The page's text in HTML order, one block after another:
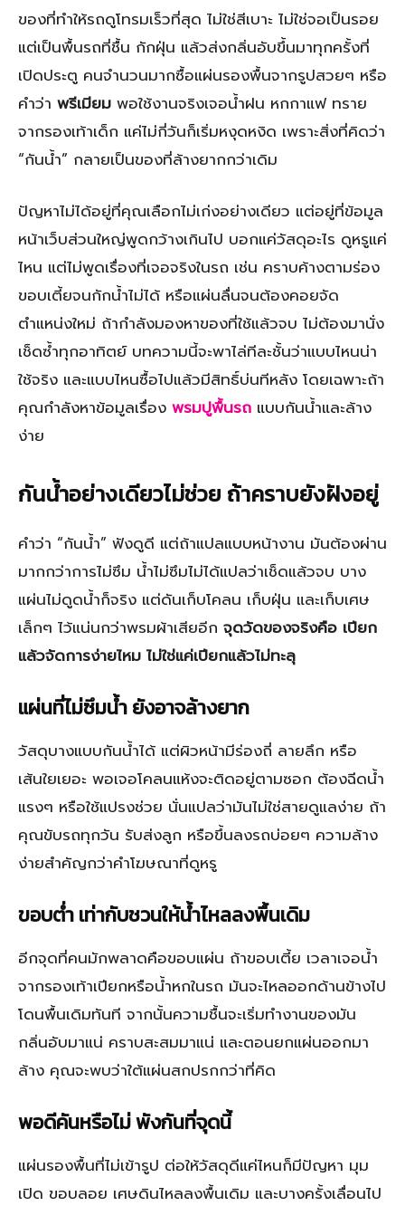
ของที่ทำให้รถดูโทรมเร็วที่สุด ไม่ใช่สีเบาะ ไม่ใช่จอเป็นรอย
แต่เป็นพื้นรถที่ชื้น กักฝุ่น แล้วส่งกลิ่นอับขึ้นมาทุกครั้งที่
เปิดประตู คนจำนวนมากซื้อแผ่นรองพื้นจากรูปสวยๆ หรือ
คำว่า พรีเมียม พอใช้งานจริงเจอน้ำฝน หกกาแฟ ทราย
จากรองเท้าเด็ก แค่ไม่กี่วันก็เริ่มหงุดหงิด เพราะสิ่งที่คิดว่า
“กันน้ำ” กลายเป็นของที่ล้างยากกว่าเดิม
ปัญหาไม่ได้อยู่ที่คุณเลือกไม่เก่งอย่างเดียว แต่อยู่ที่ข้อมูล
หน้าเว็บส่วนใหญ่พูดกว้างเกินไป บอกแค่วัสดุอะไร ดูหรูแค่
ไหน แต่ไม่พูดเรื่องที่เจอจริงในรถ เช่น คราบค้างตามร่อง
ขอบเตี้ยจนกักน้ำไม่ได้ หรือแผ่นลื่นจนต้องคอยจัด
ตำแหน่งใหม่ ถ้ากำลังมองหาของที่ใช้แล้วจบ ไม่ต้องมานั่ง
เช็ดซ้ำทุกอาทิตย์ บทความนี้จะพาไล่ทีละชั้นว่าแบบไหนน่า
ใช้จริง และแบบไหนซื้อไปแล้วมีสิทธิ์บ่นทีหลัง โดยเฉพาะถ้า
คุณกำลังหาข้อมูลเรื่อง พรมปูพื้นรถ แบบกันน้ำและล้าง
ง่าย
กันน้ำอย่างเดียวไม่ช่วย ถ้าคราบยังฝังอยู่
คำว่า “กันน้ำ” ฟังดูดี แต่ถ้าแปลแบบหน้างาน มันต้องผ่าน
มากกว่าการไม่ซึม น้ำไม่ซึมไม่ได้แปลว่าเช็ดแล้วจบ บาง
แผ่นไม่ดูดน้ำก็จริง แต่ดันเก็บโคลน เก็บฝุ่น และเก็บเศษ
เล็กๆ ไว้แน่นกว่าพรมผ้าเสียอีก จุดวัดของจริงคือ เปียก
แล้วจัดการง่ายไหม ไม่ใช่แค่เปียกแล้วไม่ทะลุ
แผ่นที่ไม่ซึมน้ำ ยังอาจล้างยาก
วัสดุบางแบบกันน้ำได้ แต่ผิวหน้ามีร่องถี่ ลายลึก หรือ
เส้นใยเยอะ พอเจอโคลนแห้งจะติดอยู่ตามซอก ต้องฉีดน้ำ
แรงๆ หรือใช้แปรงช่วย นั่นแปลว่ามันไม่ใช่สายดูแลง่าย ถ้า
คุณขับรถทุกวัน รับส่งลูก หรือขึ้นลงรถบ่อยๆ ความล้าง
ง่ายสำคัญกว่าคำโฆษณาที่ดูหรู
ขอบต่ำ เท่ากับชวนให้น้ำไหลลงพื้นเดิม
อีกจุดที่คนมักพลาดคือขอบแผ่น ถ้าขอบเตี้ย เวลาเจอน้ำ
จากรองเท้าเปียกหรือน้ำหกในรถ มันจะไหลออกด้านข้างไป
โดนพื้นเดิมทันที จากนั้นความชื้นจะเริ่มทำงานของมัน
กลิ่นอับมาแน่ คราบสะสมมาแน่ และตอนยกแผ่นออกมา
ล้าง คุณจะพบว่าใต้แผ่นสกปรกกว่าที่คิด
พอดีคันหรือไม่ พังกันที่จุดนี้
แผ่นรองพื้นที่ไม่เข้ารูป ต่อให้วัสดุดีแค่ไหนก็มีปัญหา มุม
เปิด ขอบลอย เศษดินไหลลงพื้นเดิม และบางครั้งเลื่อนไป